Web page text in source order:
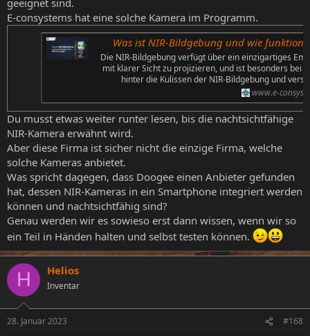
E-consystems hat eine solche Kamera im Programm.
Was ist NIR-Bildgebung und wie
Die NIR-Bildgebung verfügt über ein einzigartiges
mit klarer Sicht zu projizieren, und ist besonders bei
hinter die Kulissen der NIR-Bildgebung und
www.e-
Du musst etwas weiter runter lesen, bis die nachtsichtfähige
NIR-Kamera erwähnt wird.
Aber diese Firma ist sicher nicht die einzige Firma, welche
solche Kameras anbietet.
Was spricht dagegen, dass Doogee einen Anbieter gefunden
hat, dessen NIR-Kameras in ein Smartphone integriert werden
können und nachtsichtfähig sind?
Genau werden wir es sowieso erst dann wissen, wenn wir so
ein Teil in Händen halten und selbst testen können.
H Helios
Inventar
28. Januar 2023 #168